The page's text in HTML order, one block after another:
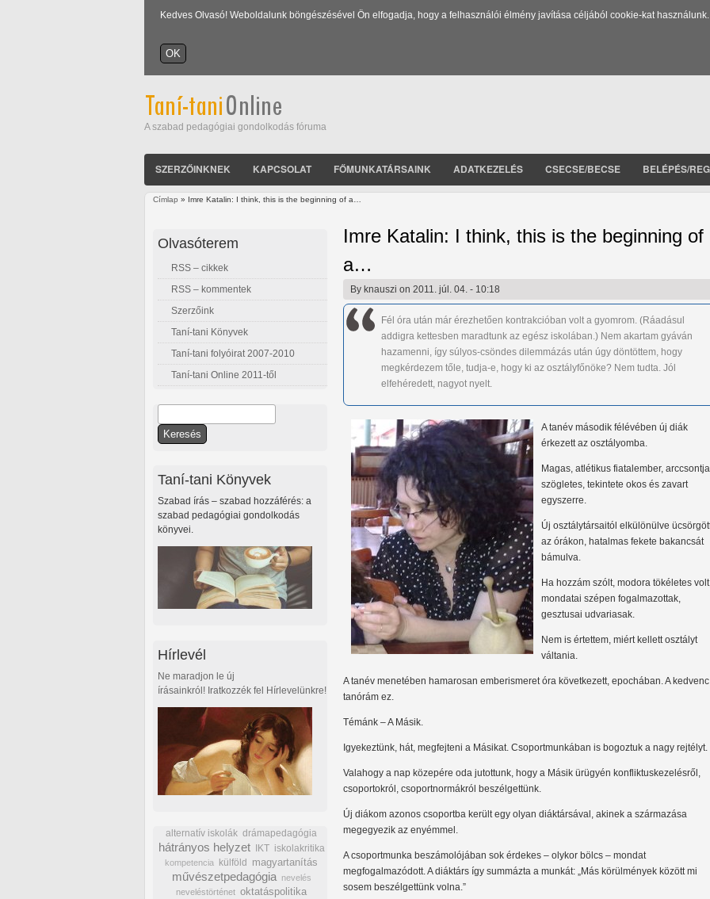
Kedves Olvasó! Weboldalunk böngészésével Ön elfogadja, hogy a felhasználói élmény javítása céljából cookie-kat
A szabad pedagógiai gondolkodás fóruma
SZERZŐINKNEK KAPCSOLAT FŐMUNKATÁRSAINK ADATKEZELÉS CSECSE/BECSE BELÉPÉS/
Címlap » Imre Katalin: I think, this is the beginning of a…
Imre Katalin: I think, this is the beginning of
a…
By knauszi on 2011. júl. 04. - 10:18
Fél óra után már érezhetően kontrakcióban volt a gyomrom. (Ráadásul
addigra kettesben maradtunk az egész iskolában.) Nem akartam gyáván
hazamenni, így súlyos-csöndes dilemmázás után úgy döntöttem, hogy
megkérdezem tőle, tudja-e, hogy ki az osztályfőnöke? Nem tudta. Jól
elfehéredett, nagyot nyelt.
A tanév második félévében új diák
érkezett az osztályomba.
Magas, atlétikus fiatalember, arccsontja
szögletes, tekintete okos és zavart
egyszerre.
Új osztálytársaitól elkülönülve
az órákon, hatalmas fekete bakancsát
bámulva.
Ha hozzám szólt, modora tökéletes
mondatai szépen fogalmazottak,
gesztusai udvariasak.
Nem is értettem, miért kellett osztályt
váltania.
A tanév menetében hamarosan emberismeret óra következett, epochában. A kedvenc
tanórám ez.
Témánk – A Másik.
Igyekeztünk, hát, megfejteni a Másikat. Csoportmunkában is bogoztuk a nagy rejtélyt.
Valahogy a nap közepére oda jutottunk, hogy a Másik ürügyén konfliktuskezelésről,
csoportokról, csoportnormákról beszélgettünk.
Új diákom azonos csoportba került egy olyan diáktársával, akinek a származása
megegyezik az enyémmel.
A csoportmunka beszámolójában sok érdekes – olykor bölcs – mondat
megfogalmazódott. A diáktárs így summázta a munkát: „Más körülmények között mi
sosem beszélgettünk volna.”
Olvasóterem
RSS – cikkek
RSS – kommentek
Szerzőink
Taní-tani Könyvek
Taní-tani folyóirat 2007-2010
Taní-tani Online 2011-től
Keresés űrlap
Taní-tani Könyvek
Szabad írás – szabad hozzáférés: a
szabad pedagógiai gondolkodás
könyvei.
Hírlevél
Ne maradjon le új
írásainkról! Iratkozzék fel Hírlevelünkre!
alternatív iskolák drámapedagógia
hátrányos helyzet IKT iskolakritika
kompetencia külföld magyartanítás
művészetpedagógia
nevelés
neveléstörténet oktatáspolitika